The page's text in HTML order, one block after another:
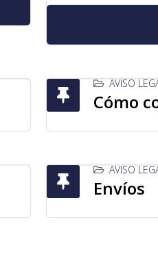
AVISO
Cómo
AVISO
Envíos